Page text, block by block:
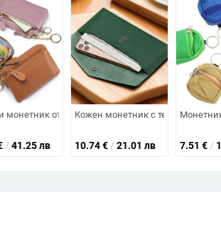
с котешки принт, изкуствена кожа,
монетник от естествена кожа, стил свеж и мил,
/ 41.25 лв
Кожен монетник с текстура
10.74€ / 21.01 лв 7.51 € /